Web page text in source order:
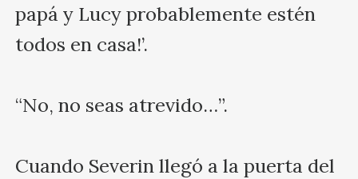
papá y Lucy probablemente estén
todos en casa!’.
“No, no seas atrevido…”.
Cuando Severin llegó a la puerta del